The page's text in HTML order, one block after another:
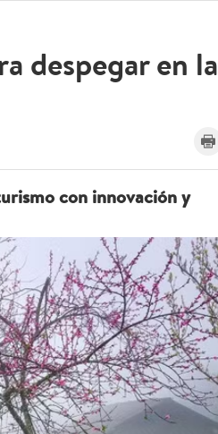
despegar en la
con innovación y